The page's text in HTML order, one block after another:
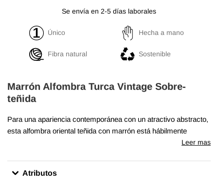
Se envía en 2-5 días laborales
Único Hecha a mano
Fibra natural Sostenible
Marrón Alfombra Turca Vintage Sobre-
teñida
Para una apariencia contemporánea con un atractivo abstracto,
esta alfombra oriental teñida con marrón está hábilmente
diseñada por la revitalización de una alfombra vintage anudada
de creación de estas obras de arte comienza por esquilar para
Leer mas
Atributos